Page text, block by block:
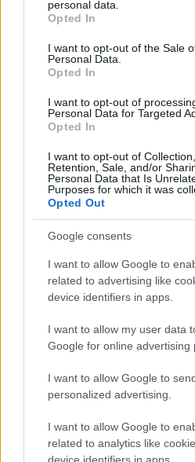
grant or deny consent to Google
use your data for below specified
consent section.
personal data.
Opted In
I want to opt-out of the Sale
Personal Data.
Opted In
I want to opt-out of
Personal Data for Targeted
Opted In
I want to opt-out of
Retention, Sale, and/or
Personal Data that Is
Purposes for which it was
Opted Out
Google consents
I want to allow Google to
related to advertising like
device identifiers in apps.
I want to allow my user data
Google for online advertising
I want to allow Google to
personalized advertising.
I want to allow Google to
related to analytics like
device identifiers in apps.
Edgar Gilberto Fabris Contreras
mil dólares en inversiones digitales
CRIPTOMONEDAS